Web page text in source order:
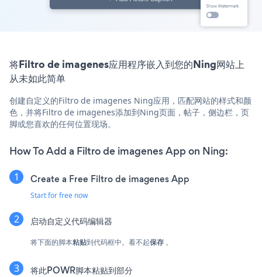
将Filtro de imagenes应用程序嵌入到您的Ning网站上
从未如此简单
创建自定义的Filtro de imagenes Ning应用，匹配网站的样式和颜
色，并将Filtro de imagenes添加到Ning页面，帖子，侧边栏，页
脚或您喜欢的任何位置现场。
How To Add a Filtro de imagenes App on Ning:
Create a Free Filtro de imagenes App
Start for free now
启动自定义代码编辑器
将下面的脚本粘贴到代码框中。看不起保存 。
将此POWR脚本粘贴到部分